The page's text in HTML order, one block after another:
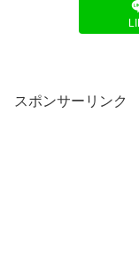
スポンサーリンク